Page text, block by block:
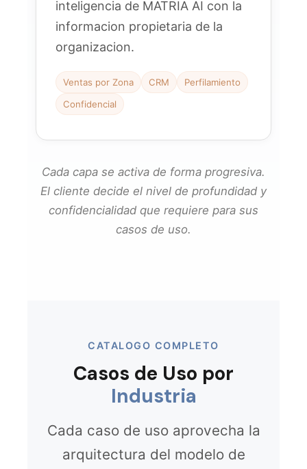
inteligencia de MATRIA AI con la
informacion propietaria de la
organizacion.
Ventas por Zona CRM
Perfilamiento
Confidencial
Cada capa se activa de forma progresiva.
El cliente decide el nivel de profundidad y
confidencialidad que requiere para sus
casos de uso.
CATALOGO COMPLETO
Casos de Uso por
Industria
Cada caso de uso aprovecha la
arquitectura del modelo de